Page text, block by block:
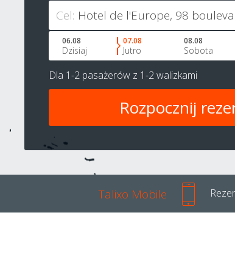
Cel:
06.08
Dzisiaj
07.08
Jutro
08.08
Sobota
Dla 1-2 pasażerów z 1-2 walizkami
Talixo Mobile